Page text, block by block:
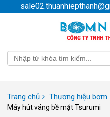
Trang chủ Thương hiệu bơm
Máy hút váng bề mặt Tsurumi